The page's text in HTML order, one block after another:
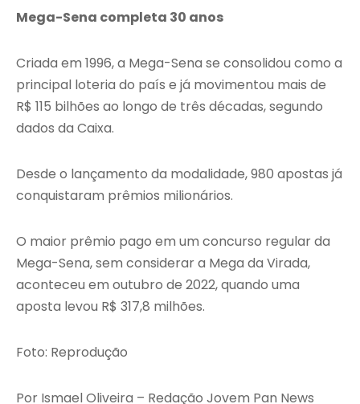
Mega-Sena completa 30 anos
Criada em 1996, a Mega-Sena se consolidou como a
principal loteria do país e já movimentou mais de
R$ 115 bilhões ao longo de três décadas, segundo
dados da Caixa.
Desde o lançamento da modalidade, 980 apostas já
conquistaram prêmios milionários.
O maior prêmio pago em um concurso regular da
Mega-Sena, sem considerar a Mega da Virada,
aconteceu em outubro de 2022, quando uma
aposta levou R$ 317,8 milhões.
Foto: Reprodução
Por Ismael Oliveira – Redação Jovem Pan News